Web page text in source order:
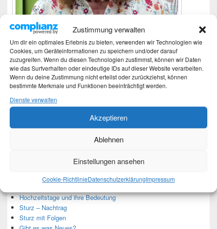
Zustimmung verwalten
Um dir ein optimales Erlebnis zu bieten, verwenden wir Technologien wie
Cookies, um Geräteinformationen zu speichern und/oder darauf
zuzugreifen. Wenn du diesen Technologien zustimmst, können wir Daten
wie das Surfverhalten oder eindeutige IDs auf dieser Website verarbeiten.
Wenn du deine Zustimmung nicht erteilst oder zurückziehst, können
bestimmte Merkmale und Funktionen beeinträchtigt werden.
Dienste verwalten
Akzeptieren
Ablehnen
Einstellungen ansehen
Cookie-RichtlinieDatenschutzerklärungImpressum
Ich bin Martina und Autorin dieses Blogs.
Mehr Infos unter About me.
Neueste Beiträge
Hochzeitstage und ihre Bedeutung
Sturz – Nachtrag
Sturz mit Folgen